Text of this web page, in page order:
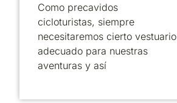
Como precavidos
cicloturistas, siempre
necesitaremos cierto vestuario
adecuado para nuestras
aventuras y así